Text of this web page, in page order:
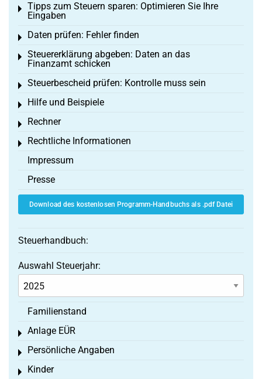
Tipps zum Steuern sparen: Optimieren Sie Ihre
Eingaben
Toggle menu
Daten prüfen: Fehler finden
Toggle menu
Steuererklärung abgeben: Daten an das
Finanzamt schicken
Toggle menu
Steuerbescheid prüfen: Kontrolle muss sein
Toggle menu
Hilfe und Beispiele
Toggle menu
Rechner
Toggle menu
Rechtliche Informationen
Toggle menu
Impressum
Presse
Download des kostenlosen Programm-Handbuchs als .pdf Datei
Steuerhandbuch:
Auswahl Steuerjahr:
Familienstand
Anlage EÜR
Toggle menu
Persönliche Angaben
Toggle menu
Kinder
Toggle menu